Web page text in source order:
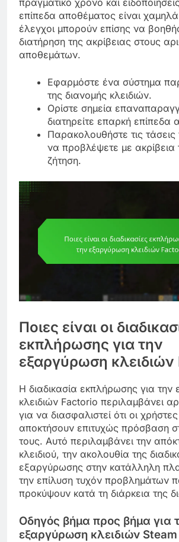
πραγματικό χρόνο και
επίπεδα αποθέματος είναι
έλεγχοι μπορούν επίσης να
διατήρηση της ακρίβειας στους
αποθεμάτων.
Εφαρμόστε ένα σύστημα
της διανομής κλειδιών.
Ορίστε σημεία
διατηρείτε επαρκή επίπεδα
Παρακολουθήστε τις
να προβλέψετε με ακρίβεια
ζήτηση.
Ποιες είναι οι
εκπλήρωσης για την
εξαργύρωση
Η διαδικασία εκπλήρωσης για
κλειδιών Factorio περιλαμβάνει
για να διασφαλιστεί ότι οι
αποκτήσουν επιτυχώς πρόσβαση
τους. Αυτό περιλαμβάνει την
κλειδιού, την ακολουθία της
εξαργύρωσης στην κατάλληλη
την επίλυση τυχόν προβλημάτων
προκύψουν κατά τη διάρκεια της
Οδηγός βήμα προς βήμα για
εξαργύρωση κλειδιών Steam